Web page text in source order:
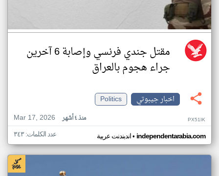
مقتل جندي فرنسي وإصابة 6 آخرين
جراء هجوم بالعراق
اخبار جيبوتي
Politics
Mar 17, 2026
منذ ٤ أشهر PX51IK
اندبندنت عربية• independentarabia.com عدد الكلمات: ٣٤٣